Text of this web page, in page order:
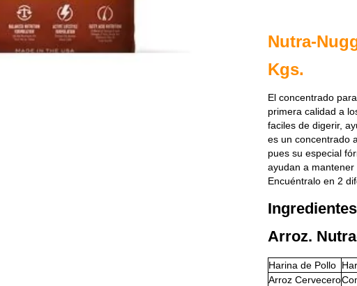
Nutra-
Kgs.
El concentrado
primera calidad a
faciles de digerir,
es un concentrado
pues su especial
ayudan a mantener
Encuéntralo en 2
Arroz.
Harina de Pollo
Arroz Cervecero